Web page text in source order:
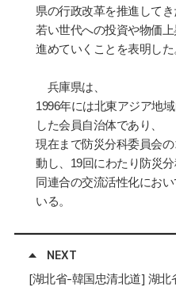
県の行政改革を推進してき
若い世代への投資や物価
進めていくことを表明した
兵庫県は、
1996年には北東アジア地
した会員自治体であり、
現在まで防災分科委員会の
動し、 19回にわたり防災分
同連合の交流活性化にお
いる。
NEXT